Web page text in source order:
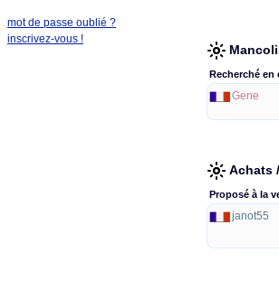
mot de passe oublié ?
inscrivez-vous !
Recherché en
Gene
Achats
Proposé à la
janot55